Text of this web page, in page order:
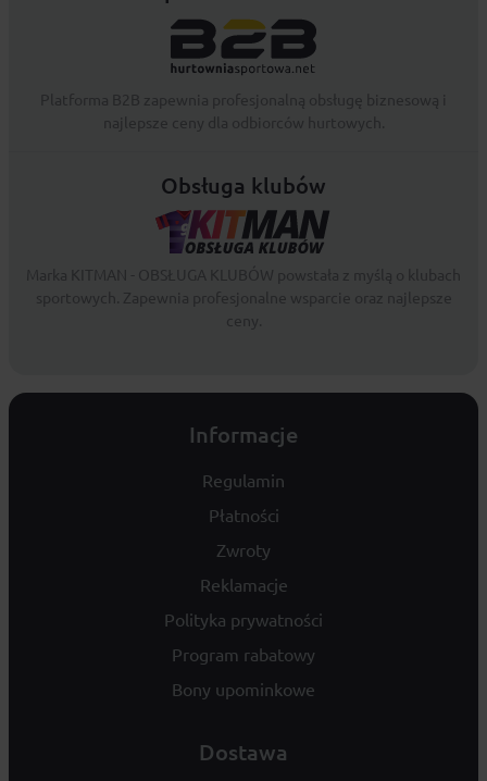
Obsługa klubów
Informacje
Regulamin
Płatności
Zwroty
Reklamacje
Polityka prywatności
Program rabatowy
Bony upominkowe
Dostawa